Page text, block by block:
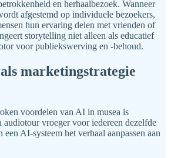
en herhaalbezoek. Wanneer
afgestemd op individuele bezoekers,
hun ervaring delen met vrienden of
storytelling niet alleen als educatief
voor publiekswerving en -behoud.
marketingstrategie
voordelen van AI in musea is
audiotour vroeger voor iedereen dezelfde
AI-systeem het verhaal aanpassen aan